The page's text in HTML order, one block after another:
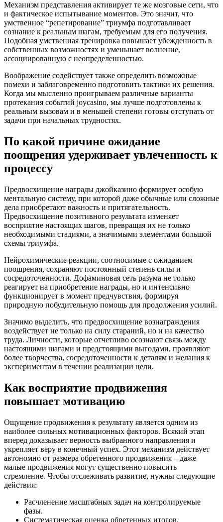
Механизм представления активирует те же мозговые сети, что
и фактическое испытывание моментов. Это значит, что
умственное “репетирование” триумфа подготавливает
сознание к реальным шагам, требуемым для его получения.
Подобная умственная тренировка повышает убежденность в
собственных возможностях и уменьшает волнение,
ассоциированную с неопределенностью.
Воображение содействует также определить возможные
помехи и заблаговременно подготовить тактики их решения.
Когда мы мысленно проигрываем различные варианты
протекания событий joycasino, мы лучше подготовлены к
реальным вызовам и в меньшей степени готовы отступать от
задачи при начальных трудностях.
По какой причине ожидание
поощрения удерживает увлеченность к
процессу
Предвосхищение награды джойказино формирует особую
ментальную систему, при которой даже обычные или сложные
дела приобретают важность и притягательность.
Предвосхищение позитивного результата изменяет
восприятие настоящих шагов, превращая их не только
необходимыми стадиями, а значимыми элементами большой
схемы триумфа.
Нейрохимические реакции, соотносимые с ожиданием
поощрения, сохраняют постоянный степень силы и
сосредоточенности. Дофаминовая сеть разума не только
реагирует на приобретение награды, но и интенсивно
функционирует в момент предчувствия, формируя
природную побудительную помощь для продолжения усилий.
Значимо выделить, что предвосхищение вознаграждения
воздействует не только на силу стараний, но и на качество
труда. Личности, которые отчетливо осознают связь между
настоящими шагами и предстоящими выгодами, проявляют
более творчества, сосредоточенности к деталям и желания к
экспериментам в течении реализации цели.
Как восприятие продвижения
повышает мотивацию
Ощущение продвижения к результату является одним из
наиболее сильных мотивационных факторов. Всякий этап
вперед доказывает верность выбранного направления и
укрепляет веру в конечный успех. Этот механизм действует
автономно от размера обретенного продвижения – даже
малые продвижения могут существенно повысить
стремление. Чтобы отслеживать развитие, нужны следующие
действия:
Расчленение масштабных задач на контролируемые
фазы.
Систематическая оценка обретенных итогов.